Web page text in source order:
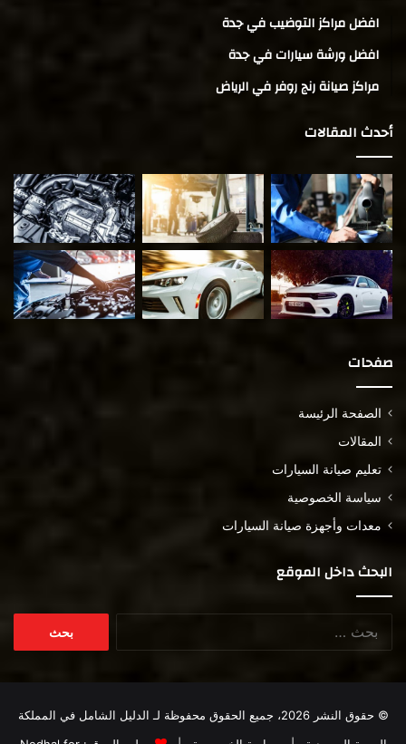
افضل مراكز التوضيب في جدة
افضل ورشة سيارات في جدة
مراكز صيانة رنج روفر في الرياض
أحدث المقالات
صفحات
الصفحة الرئيسة
المقالات
تعليم صيانة السيارات
سياسة الخصوصية
معدات وأجهزة صيانة السيارات
البحث داخل الموقع
© حقوق النشر 2026، جميع الحقوق محفوظة لـ
الدليل الشامل في المملكة